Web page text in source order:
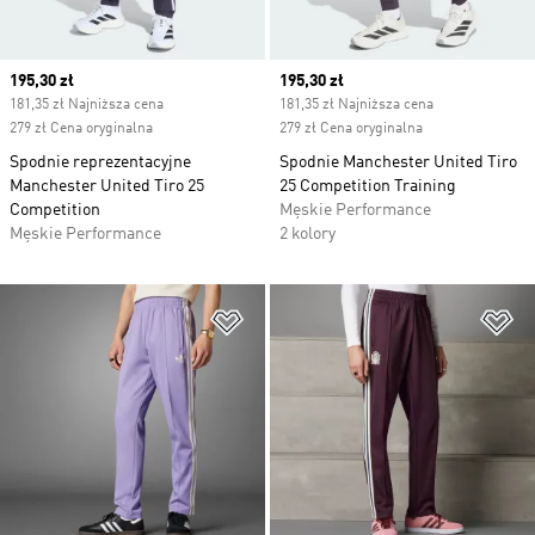
Current price
195,30 zł
181,35 zł Najniższa cena
279 zł Cena oryginalna
Spodnie reprezentacyjne
Manchester United Tiro 25
Competition
Męskie Performance
Current price
195,30 zł
181,35 zł Najniższa cena
279 zł Cena oryginalna
Spodnie Manchester United Tiro
25 Competition Training
Męskie Performance
2 kolory
Dodaj do listy życzeń